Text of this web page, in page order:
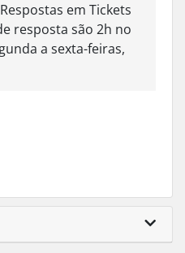
em Tickets
resposta são 2h no
a sexta-feiras,